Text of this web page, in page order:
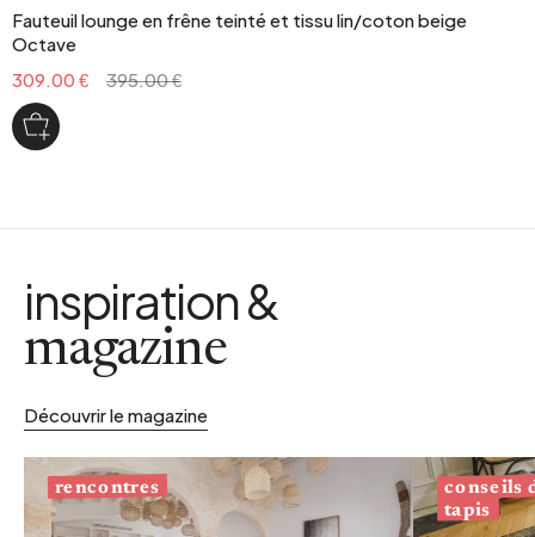
Fauteuil lounge en frêne teinté et tissu lin/coton beige
Octave
309.00 €
395.00 €
inspiration &
magazine
Découvrir le magazine
rencontres conseils
tapis